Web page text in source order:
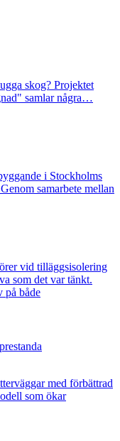
skog? Projektet
samlar några…
i Stockholms
samarbete mellan
vid tilläggsisolering
som det var tänkt.
på både
med förbättrad
som ökar